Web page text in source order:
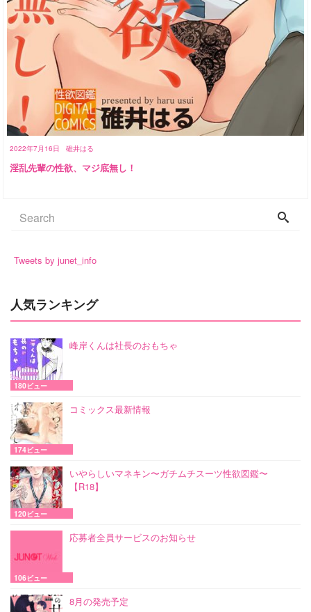
2022年7月16日 碓井はる
淫乱先輩の性欲、マジ底無し！
Tweets by junet_info
人気ランキング
峰岸くんは社長のおもちゃ
180ビュー
コミックス最新情報
174ビュー
いやらしいマネキン〜ガチムチスーツ性欲図鑑〜
【R18】
120ビュー
応募者全員サービスのお知らせ
106ビュー
8月の発売予定